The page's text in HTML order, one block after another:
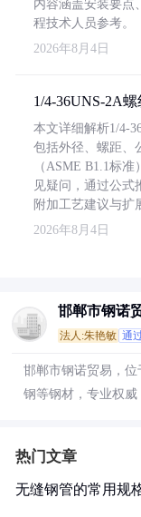
内容涵盖安装要点
程技术人员参考。
2026年8月4日
1/4-36UNS-2A
本文详细解析1/4-
包括外径、螺距、
（ASME B1.1标
见疑问，通过公式
附加工艺建议与扩
2026年8月4日
邯郸市钢诺
法人:朱艳敏 通
邯郸市钢诺贸易，
钢等钢材，专业权威
热门文章
无缝钢管的常用规